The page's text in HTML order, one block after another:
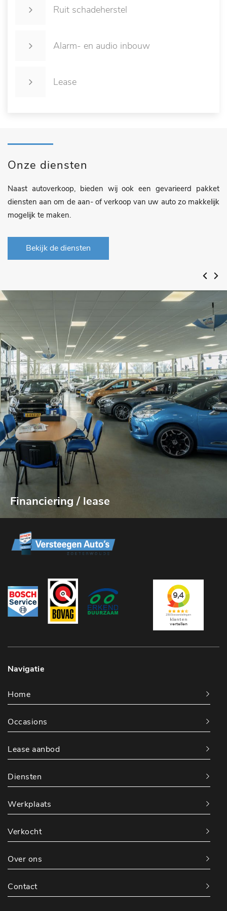
Ruit schadeherstel
Alarm- en audio inbouw
Lease
Onze diensten
Naast autoverkoop, bieden wij ook een gevarieerd pakket
diensten aan om de aan- of verkoop van uw auto zo makkelijk
mogelijk te maken.
Bekijk de diensten
Financiering / lease
Navigatie
Home
Occasions
Lease aanbod
Diensten
Werkplaats
Verkocht
Over ons
Contact